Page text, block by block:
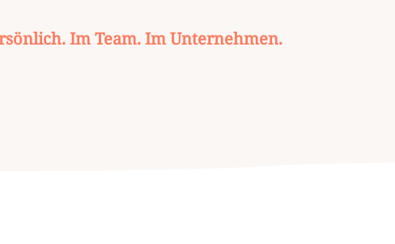
Im Team. Im Unternehmen.